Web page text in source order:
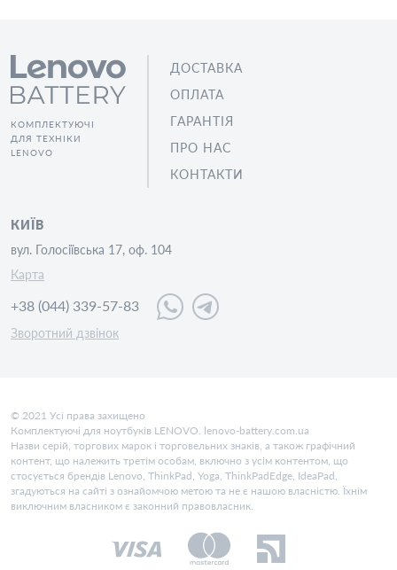
КОМПЛЕКТУЮЧІ
ДЛЯ ТЕХНІКИ
LENOVO
ДОСТАВКА
ОПЛАТА
ГАРАНТІЯ
ПРО НАС
КОНТАКТИ
КИЇВ
вул. Голосіївська 17, оф. 104
Карта
+38 (044) 339-57-83
Зворотний дзвінок
© 2021 Усі права захищено
Комплектуючі для ноутбуків LENOVO. lenovo-battery.com.ua
Назви серій, торгових марок і торговельних знаків, а також графічний
контент, що належить третім особам, включно з усім контентом, що
стосується брендів Lenovo, ThinkPad, Yoga, ThinkPadEdge, IdeaPad,
згадуються на сайті з ознайомчою метою та не є нашою власністю. Їхнім
виключним власником є законний правовласник.